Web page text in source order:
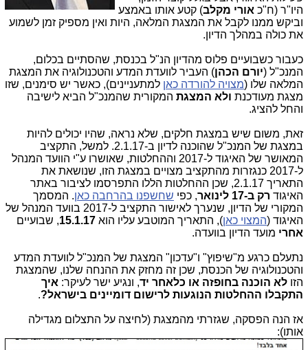
היו"ר (ח"כ אורי מקלב) קטע אותו באמצע
וביקש ממנו לקבל את המצגת המלאה, היות ואין מספיק זמן לשמוע
את כולה במהלך הדיון.
כעבור כשבועיים פלוס מהדיון הנ"ל בכנסת, שהסתיים בכלום,
המנכ"ל (יורם הכהן) העביר לוועדת המדע והטכנולוגיה את המצגת
המלאה שלו (מצויה להורדה כאן למתעניינים), כאשר יש סימנים, שזו
מצגת מעודכנת ולא המצגת המקורית שהמנכ"ל הביא לישיבה
והחל להציג.
זאת, משום שיש במצגת חלקים, שלא נראה, שהיו יכולים להיות
במצגת של המנכ"ל שהוכנה לדיון ב-2.1.17. למשל, התקציב
המאושר של האיגוד ל-2017 וההחלטות, שאושרו ע"י הוועד המנהל
ל-2017 כנגזרות מהתקציב מצויים במצגת הזו, שנושאת את
התאריך 2.1.17, שכן ההחלטות הללו התפרסמו לציבור באתר
האיגוד רק ב-17 לינואר , כפי שחשפנו בהרחבה כאן. המסמך
המקורי של הדיון, שנערך לאישור התקציב ל-2017 בוועד המנהל של
האיגוד (המצוי כאן), התאריך המוטבע עליו הוא 15.1.17, שבועיים
אחרי מועד הדיון בוועדה.
נתעלם כרגע מ"שיפוץ" ו"עדכון" המצגת של המנכ"ל לוועדת המדע
והטכנולוגיה של הכנסת, שכן זה מחזק את ההנחה שלנו, שהמצגת
הזו לא הוכנה בחופזה או כלאחר יד, ונגיע ישר לעיקר: איך
התקבלו ההחלטות הנוגעות לרישום דומיינים בישראל?.
אז הנה הפסקה, שגזרתי מהמצגת (לחיצה על התצלום מגדילה
אותו):